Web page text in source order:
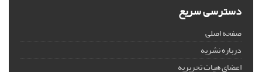
دسترسی سریع
صفحه اصلی
درباره نشریه
اعضای هیات تحریریه